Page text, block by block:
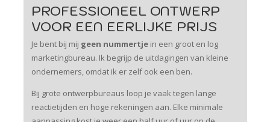
PROFESSIONEEL ONTWERP
VOOR EEN EERLIJKE PRIJS
Je bent bij mij geen nummertjein een groot en log
marketingbureau. Ik begrijp de uitdagingen van kleine
ondernemers, omdat ik er zelf ook een ben.
Bij grote ontwerpbureaus loop je vaak tegen lange
reactietijden en hoge rekeningen aan. Elke minimale